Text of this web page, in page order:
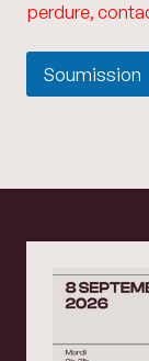
perdure,
Soumission